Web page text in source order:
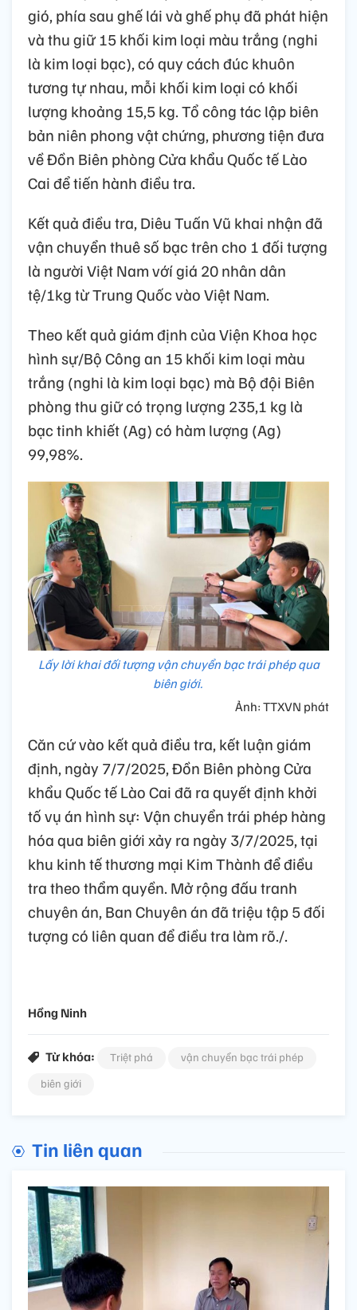
gió, phía sau ghế lái và ghế phụ đã phát hiện
và thu giữ 15 khối kim loại màu trắng (nghi
là kim loại bạc), có quy cách đúc khuôn
tương tự nhau, mỗi khối kim loại có khối
lượng khoảng 15,5 kg. Tổ công tác lập biên
bản niên phong vật chứng, phương tiện đưa
về Đồn Biên phòng Cửa khẩu Quốc tế Lào
Cai để tiến hành điều tra.
Kết quả điều tra, Diêu Tuấn Vũ khai nhận đã
vận chuyển thuê số bạc trên cho 1 đối tượng
là người Việt Nam vớí giá 20 nhân dân
tệ/1kg từ Trung Quốc vào Việt Nam.
Theo kết quả giám định của Viện Khoa học
hình sự/Bộ Công an 15 khối kim loại màu
trắng (nghi là kim loại bạc) mà Bộ đội Biên
phòng thu giữ có trọng lượng 235,1 kg là
bạc tinh khiết (Ag) có hàm lượng (Ag)
99,98%.
Lấy lời khai đối tượng vận chuyển bạc trái phép qua
biên giới.
Ảnh: TTXVN phát
Căn cứ vào kết quả điều tra, kết luận giám
định, ngày 7/7/2025, Đồn Biên phòng Cửa
khẩu Quốc tế Lào Cai đã ra quyết định khởi
tố vụ án hình sự: Vận chuyển trái phép hàng
hóa qua biên giới xảy ra ngày 3/7/2025, tại
khu kinh tế thương mại Kim Thành để điều
tra theo thẩm quyền. Mở rộng đấu tranh
chuyên án, Ban Chuyên án đã triệu tập 5 đối
tượng có liên quan để điều tra làm rõ./.
Hồng Ninh
Từ khóa: Triệt phá
vận chuyển bạc trái phép
biên giới
Tin liên quan